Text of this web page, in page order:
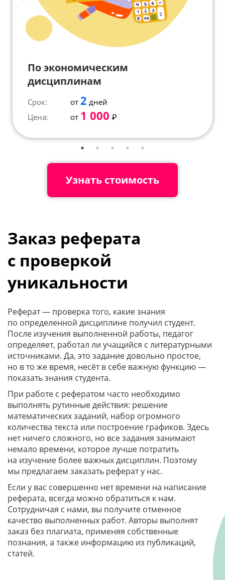
По экономическим
дисциплинам
Срок: от 2 дней
Цена:
от 1 000 ₽
Узнать стоимость
Заказ реферата
с проверкой
уникальности
Реферат — проверка того, какие знания
по определенной дисциплине получил студент.
После изучения выполненной работы, педагог
определяет, работал ли учащийся с литературными
источниками. Да, это задание довольно простое,
но в то же время, несёт в себе важную функцию —
показать знания студента.
При работе с рефератом часто необходимо
выполнять рутинные действия: решение
математических заданий, набор огромного
количества текста или построение графиков. Здесь
нет ничего сложного, но все задания занимают
немало времени, которое лучше потратить
на изучение более важных дисциплин. Поэтому
мы предлагаем заказать реферат у нас.
Если у вас совершенно нет времени на написание
реферата, всегда можно обратиться к нам.
Сотрудничая с нами, вы получите отменное
качество выполненных работ. Авторы выполнят
заказ без плагиата, применяя собственные
познания, а также информацию из публикаций,
статей.